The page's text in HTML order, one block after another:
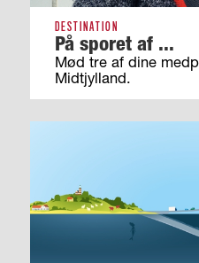
DESTINATION
På sporet af ...
Mød tre af dine
Midtjylland.